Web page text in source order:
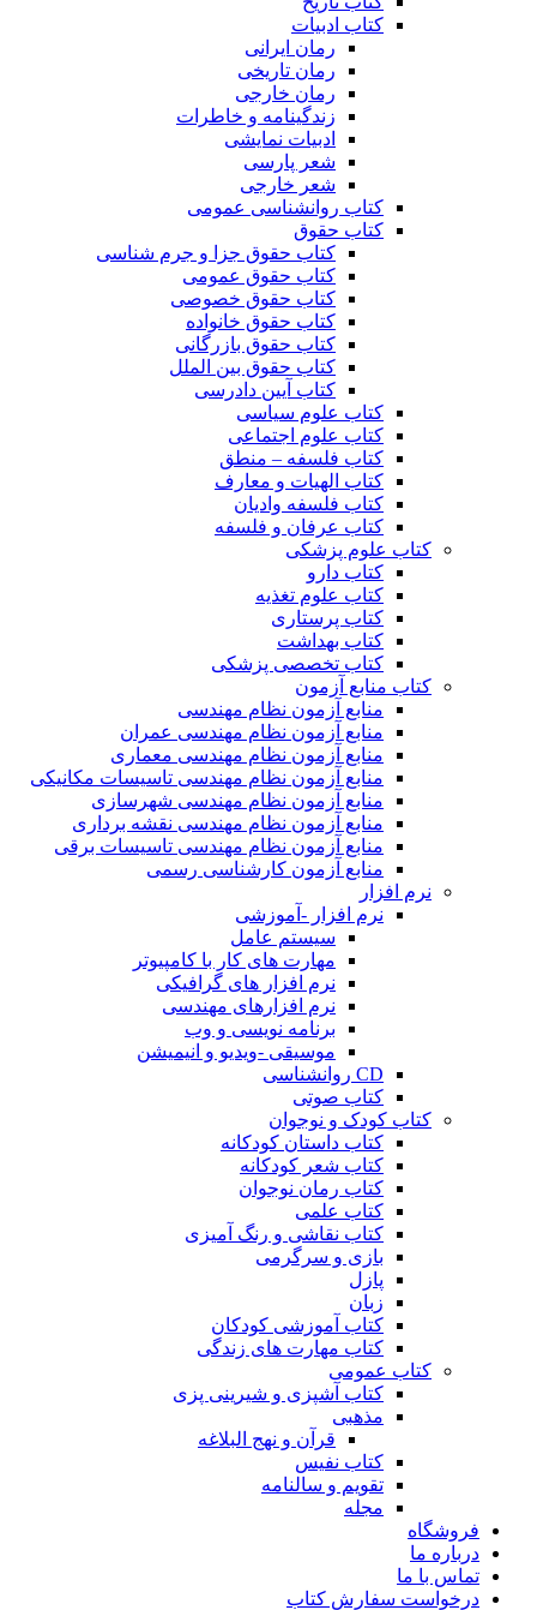
کتاب ادبیات
رمان ایرانی
رمان تاریخی
رمان خارجی
زندگینامه و خاطرات
ادبیات نمایشی
شعر پارسی
شعر خارجی
کتاب روانشناسی عمومی
کتاب حقوق
کتاب حقوق جزا و جرم شناسی
کتاب حقوق عمومی
کتاب حقوق خصوصی
کتاب حقوق خانواده
کتاب حقوق بازرگانی
کتاب حقوق بین الملل
کتاب آیین دادرسی
کتاب علوم سیاسی
کتاب علوم اجتماعی
کتاب فلسفه – منطق
کتاب الهیات و معارف
کتاب فلسفه وادیان
کتاب عرفان و فلسفه
کتاب علوم پزشکی
کتاب دارو
کتاب علوم تغذیه
کتاب پرستاری
کتاب بهداشت
کتاب تخصصی پزشکی
کتاب منابع آزمون
منابع آزمون نظام مهندسی
منابع آزمون نظام مهندسی عمران
منابع آزمون نظام مهندسی معماری
منابع آزمون نظام مهندسی تاسیسات مکانیکی
منابع آزمون نظام مهندسی شهرسازی
منابع آزمون نظام مهندسی نقشه برداری
منابع آزمون نظام مهندسی تاسیسات برقی
منابع آزمون کارشناسی رسمی
نرم افزار
نرم افزار -آموزشی
سیستم عامل
مهارت های کار با کامپیوتر
نرم افزار های گرافیکی
نرم افزارهای مهندسی
برنامه نویسی و وب
موسیقی -ویدیو و انیمیشن
CD روانشناسی
کتاب صوتی
کتاب کودک و نوجوان
کتاب داستان کودکانه
کتاب شعر کودکانه
کتاب رمان نوجوان
کتاب علمی
کتاب نقاشی و رنگ آمیزی
بازی و سرگرمی
پازل
زبان
کتاب آموزشی کودکان
کتاب مهارت های زندگی
کتاب عمومی
کتاب آشپزی و شیرینی پزی
مذهبی
قرآن و نهج البلاغه
کتاب نفیس
تقویم و سالنامه
مجله
فروشگاه
درباره ما
تماس با ما
درخواست سفارش کتاب